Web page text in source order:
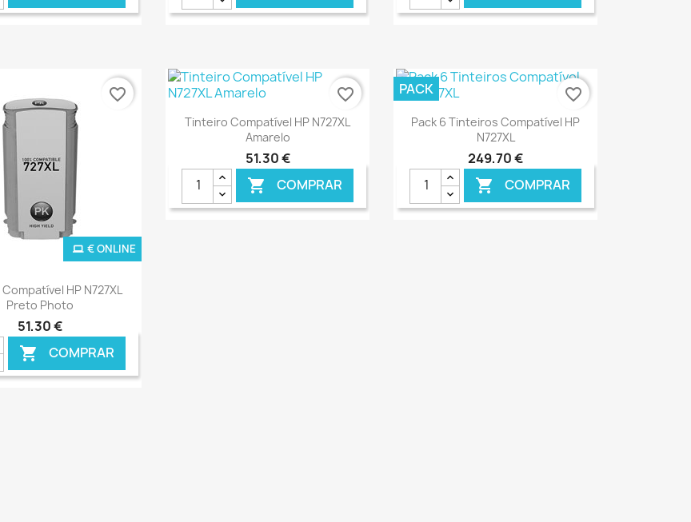
Ver+HP N727XL
Preto Photo
51,30 €
 COMPRAR
€ ONLINE
favorite_border
Ver+
Tinteiro Compatível HP N727XL
Amarelo
51,30 €
 COMPRAR
favorite_border
Ver+
Pack 6 Tinteiros Compatível HP
N727XL
249,70 €
 COMPRAR
PACK favorite_border